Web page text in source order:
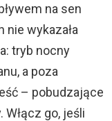
na sen
wykazała
tryb nocny
a poza
– pobudzające
Włącz go, jeśli